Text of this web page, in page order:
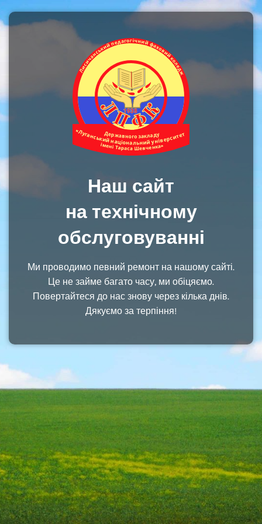
Наш сайт
на технічному
обслуговуванні
Ми проводимо певний ремонт на нашому сайті.
Це не займе багато часу, ми обіцяємо.
Повертайтеся до нас знову через кілька днів.
Дякуємо за терпіння!